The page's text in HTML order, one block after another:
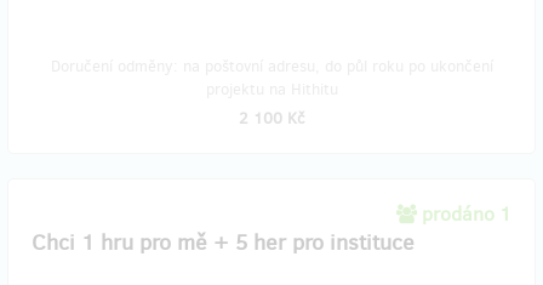
2 100 Kč
prodáno 1
Chci 1 hru pro mě + 5 her pro instituce